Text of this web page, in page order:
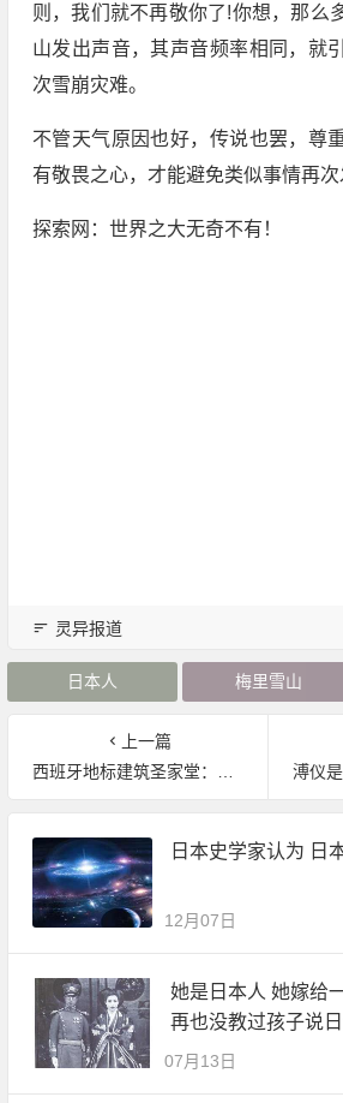
则，我们就不再敬你了!你想，那么
山发出声音，其声音频率相同，就
次雪崩灾难。
不管天气原因也好，传说也罢，尊
有敬畏之心，才能避免类似事情再次
探索网：世界之大无奇不有！
灵异报道
日本人 梅里雪山
上一篇
西班牙地标建筑圣家堂：世上最大烂尾楼终封顶
溥仪是同性
日本史学家认为 日
12月07日
她是日本人 她嫁给
再也没教过孩子说
识了所有人
07月13日